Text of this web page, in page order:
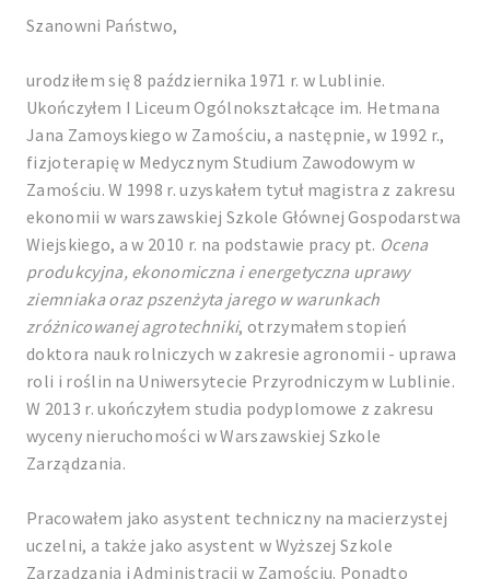
Szanowni Państwo,
urodziłem się 8 października 1971 r. w Lublinie.
Ukończyłem I Liceum Ogólnokształcące im. Hetmana
Jana Zamoyskiego w Zamościu, a następnie, w 1992 r.,
fizjoterapię w Medycznym Studium Zawodowym w
Zamościu. W 1998 r. uzyskałem tytuł magistra z zakresu
ekonomii w warszawskiej Szkole Głównej Gospodarstwa
Wiejskiego, a w 2010 r. na podstawie pracy pt. Ocena
produkcyjna, ekonomiczna i energetyczna uprawy
ziemniaka oraz pszenżyta jarego w warunkach
zróżnicowanej agrotechniki, otrzymałem stopień
doktora nauk rolniczych w zakresie agronomii - uprawa
roli i roślin na Uniwersytecie Przyrodniczym w Lublinie.
W 2013 r. ukończyłem studia podyplomowe z zakresu
wyceny nieruchomości w Warszawskiej Szkole
Zarządzania.
Pracowałem jako asystent techniczny na macierzystej
uczelni, a także jako asystent w Wyższej Szkole
Zarządzania i Administracji w Zamościu. Ponadto